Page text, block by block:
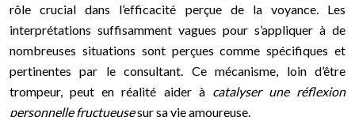
rôle crucial dans l’efficacité perçue de la voyance. Les
interprétations suffisamment vagues pour s’appliquer à de
nombreuses situations sont perçues comme spécifiques et
pertinentes par le consultant. Ce mécanisme, loin d’être
trompeur, peut en réalité aider à catalyser une réflexion
personnelle fructueusesur sa vie amoureuse.